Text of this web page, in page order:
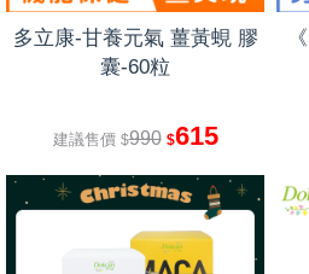
多立康-甘養元氣 薑黃蜆 膠
囊-60粒
建議售價 $990 $615